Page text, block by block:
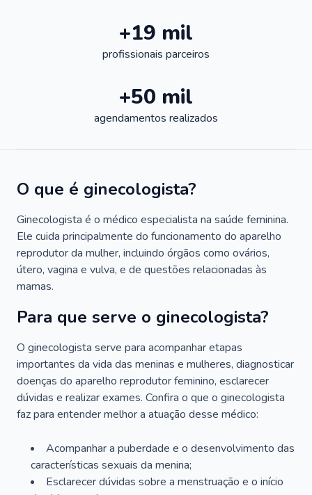
+19 mil
profissionais parceiros
+50 mil
agendamentos realizados
O que é ginecologista?
Ginecologista é o médico especialista na saúde feminina.
Ele cuida principalmente do funcionamento do aparelho
reprodutor da mulher, incluindo órgãos como ovários,
útero, vagina e vulva, e de questões relacionadas às
mamas.
Para que serve o ginecologista?
O ginecologista serve para acompanhar etapas
importantes da vida das meninas e mulheres, diagnosticar
doenças do aparelho reprodutor feminino, esclarecer
dúvidas e realizar exames. Confira o que o ginecologista
faz para entender melhor a atuação desse médico:
Acompanhar a puberdade e o desenvolvimento das
características sexuais da menina;
Esclarecer dúvidas sobre a menstruação e o início